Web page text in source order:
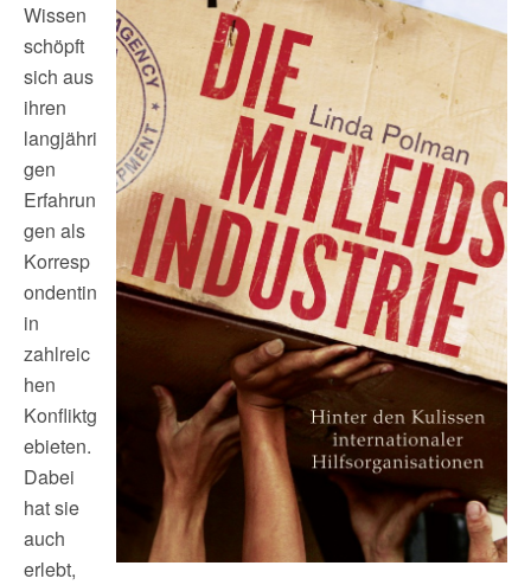
Wissen
schöpft
sich aus
ihren
langjähri
gen
Erfahrun
gen als
Korresp
ondentin
in
zahlreic
hen
Konfliktg
ebieten.
Dabei
hat sie
auch
erlebt,